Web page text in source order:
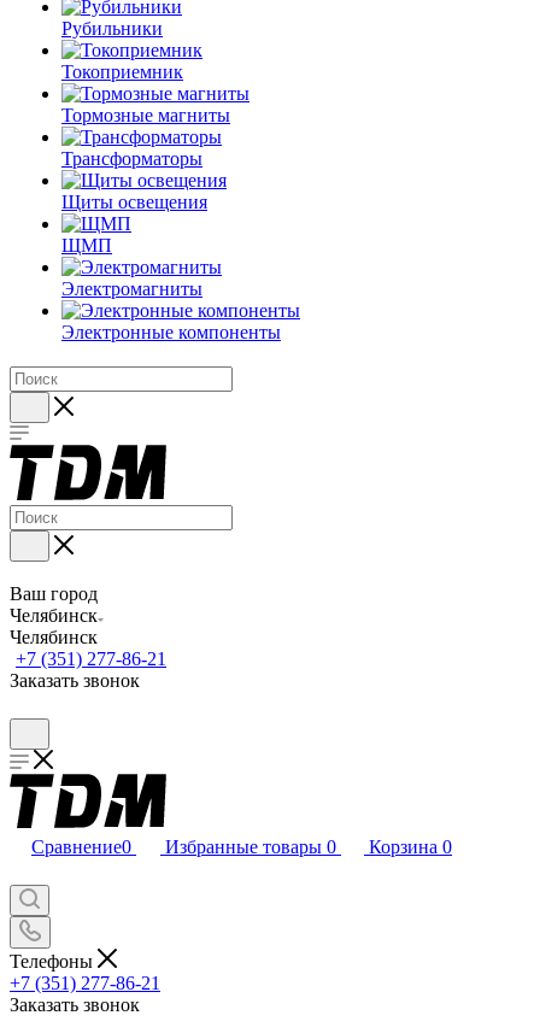
Рубильники
Токоприемник
Тормозные магниты
Трансформаторы
Щиты освещения
ЩМП
Электромагниты
Электронные компоненты
Ваш город
Челябинск
Челябинск
+7 (351) 277-86-21
Заказать звонок
Сравнение0 Избранные товары 0 Корзина 0
Телефоны
+7 (351) 277-86-21
Заказать звонок